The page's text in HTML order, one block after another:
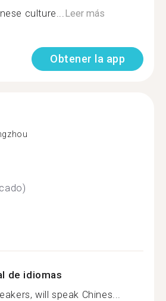
culture...Leer más
Obtener la app
de idiomas
will speak Chines...